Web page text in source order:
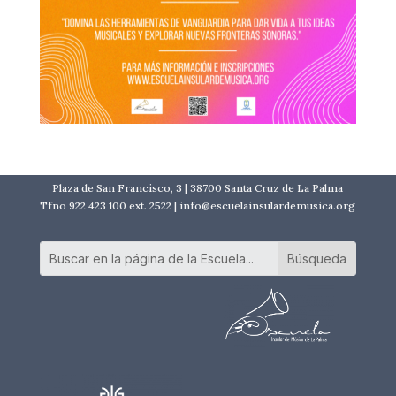
Plaza de San Francisco, 3 | 38700 Santa Cruz de La Palma
Tfno 922 423 100 ext. 2522 | info@escuelainsulardemusica.org